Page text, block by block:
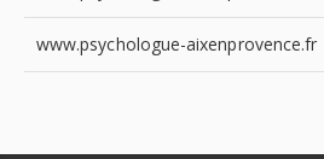
www.psychologue-aixenprovence.fr